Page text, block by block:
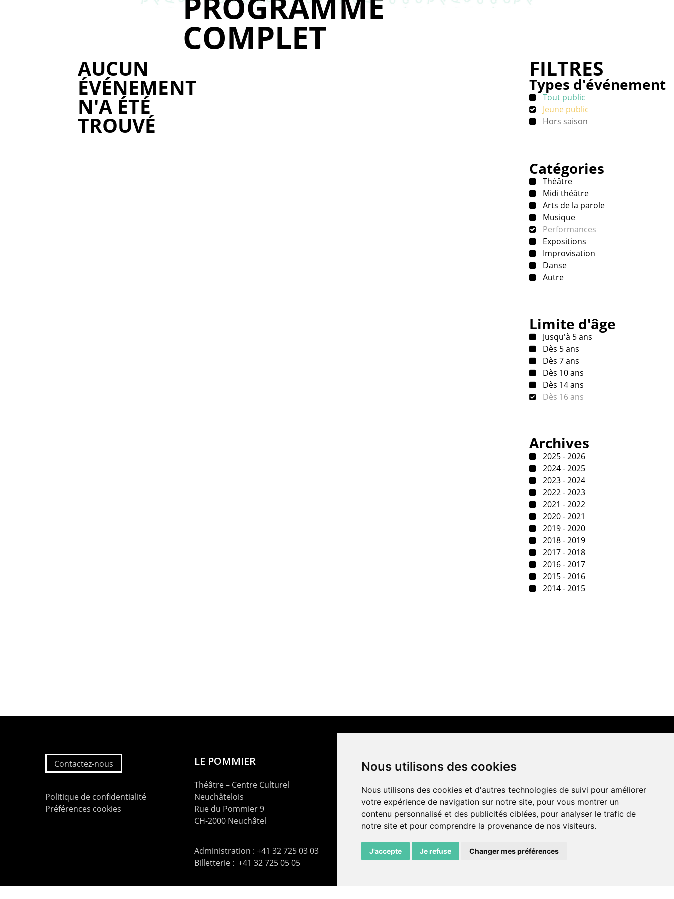
Nous utilisons des cookies
Nous utilisons des cookies et d'autres technologies de suivi pour améliorer
votre expérience de navigation sur notre site, pour vous montrer un
contenu personnalisé et des publicités ciblées, pour analyser le trafic de
notre site et pour comprendre la provenance de nos visiteurs.
J'accepte Je refuse Changer mes préférences
COMPLET
AUCUN
ÉVÉNEMENT
N'A ÉTÉ
TROUVÉ
FILTRES
Types d'événement
Tout public
Jeune public
Hors saison
Catégories
Théâtre
Midi théâtre
Arts de la parole
Musique
Performances
Expositions
Improvisation
Danse
Autre
Limite d'âge
Jusqu'à 5 ans
Dès 5 ans
Dès 7 ans
Dès 10 ans
Dès 14 ans
Dès 16 ans
Archives
2025 - 2026
2024 - 2025
2023 - 2024
2022 - 2023
2021 - 2022
2020 - 2021
2019 - 2020
2018 - 2019
2017 - 2018
2016 - 2017
2015 - 2016
2014 - 2015
Contactez-nous
Politique de confidentialité
Préférences cookies
LE POMMIER
Théâtre – Centre Culturel
Neuchâtelois
Rue du Pommier 9
CH-2000 Neuchâtel
Administration : +41 32 725 03 03
Billetterie : +41 32 725 05 05
LIENS AMIS
Centre de culture ABC
ADN – Association Danse Neuchâtel